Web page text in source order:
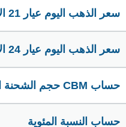
سعر الذهب اليوم عيار 21 الآن
سعر الذهب اليوم عيار 24 الآن
حساب CBM حجم الشحنة التجارية
حساب النسبة المئوية